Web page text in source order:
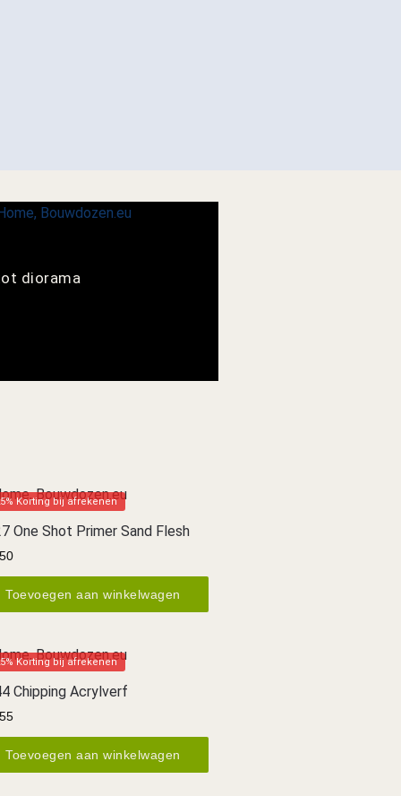
diorama
Korting bij afrekenen
One Shot Primer Sand Flesh
Toevoegen aan winkelwagen
Korting bij afrekenen
Chipping Acrylverf
Toevoegen aan winkelwagen